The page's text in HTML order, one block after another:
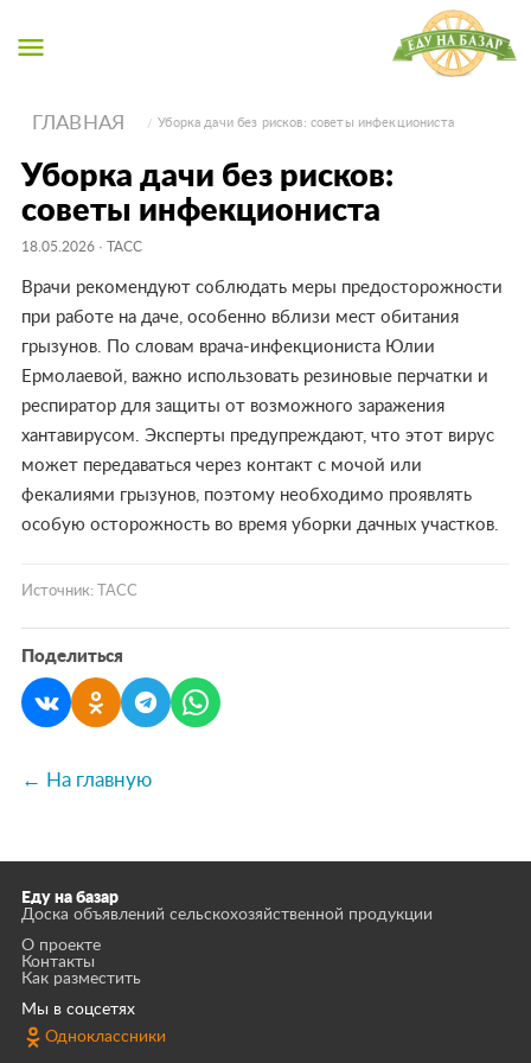
menu
ГЛАВНАЯ Уборка дачи без рисков: советы инфекциониста
Уборка дачи без рисков:
советы инфекциониста
18.05.2026 · ТАСС
Врачи рекомендуют соблюдать меры предосторожности
при работе на даче, особенно вблизи мест обитания
грызунов. По словам врача-инфекциониста Юлии
Ермолаевой, важно использовать резиновые перчатки и
респиратор для защиты от возможного заражения
хантавирусом. Эксперты предупреждают, что этот вирус
может передаваться через контакт с мочой или
фекалиями грызунов, поэтому необходимо проявлять
особую осторожность во время уборки дачных участков.
Источник: ТАСС
Поделиться
← На главную
Еду на базар
Доска объявлений сельскохозяйственной продукции
О проекте
Контакты
Как разместить
Мы в соцсетях
Одноклассники